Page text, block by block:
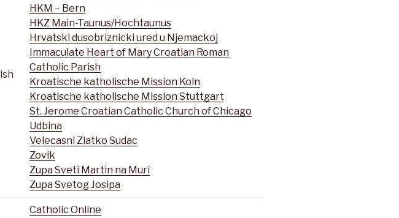
HKM – Bern
HKZ Main-Taunus/Hochtaunus
Hrvatski dusobriznicki ured u Njemackoj
Immaculate Heart of Mary Croatian Roman
Catholic Parish
Kroatische katholische Mission Koln
Kroatische katholische Mission Stuttgart
St. Jerome Croatian Catholic Church of Chicago
Udbina
Velecasni Zlatko Sudac
Zovik
Zupa Sveti Martin na Muri
Zupa Svetog Josipa
Catholic Online